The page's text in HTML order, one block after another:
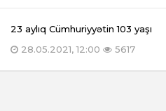
23 aylıq Cümhuriyyətin 103 yaşı
28.05.2021, 12:00
5617